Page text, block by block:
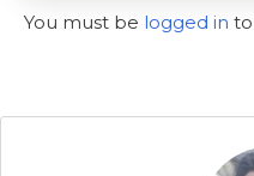
You must be logged in